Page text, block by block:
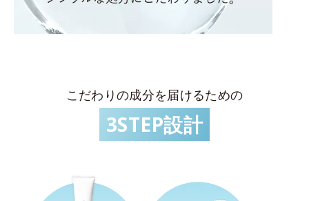
こだわりの成分を届けるための
3STEP設計